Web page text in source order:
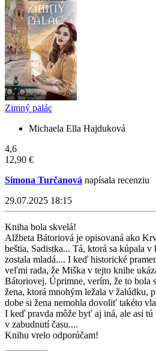
Zimný palác
Michaela Ella Hajduková
4,6
12,90 €
Simona Turčanová napísala recenziu
29.07.2025 18:15
Kniha bola skvelá!
Alžbeta Bátoriová je opisovaná ako
beštia, Sadistka... Tá, ktorá sa kúpala
zostala mladá.... I keď historické
veľmi rada, že Miška v tejto knihe
Bátoriovej. Úprimne, verím, že to bola
žena, ktorá mnohým ležala v žalúdku,
dobe si žena nemohla dovoliť takéto
I keď pravda môže byť aj iná, ale asi tú
v zabudnutí času....
Knihu vrelo odporúčam!